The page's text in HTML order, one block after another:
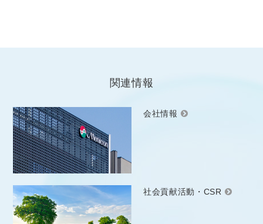
関連情報
会社情報
社会貢献活動・CSR